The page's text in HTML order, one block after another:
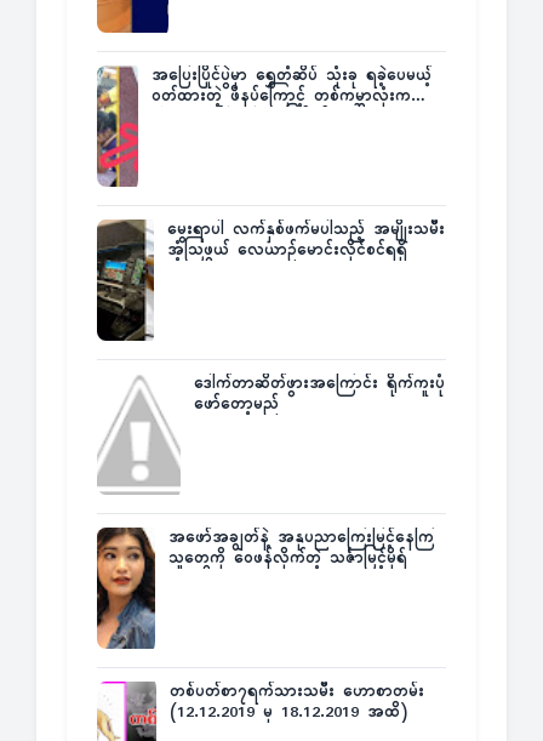
အပြေးပြိုင်ပွဲမှာ ရွှေတံဆိပ် သုံးခု ရခဲ့ပေမယ့်
ဝတ်ထားတဲ့ ဖိနပ်ကြောင့် တစ်ကမ္ဘာလုံးက
မွေးရာပါ လက်နှစ်ဖက်မပါသည့် အမျိုးသမီး
အံ့သြဖွယ် လေယာဉ်မောင်းလိုင်စင်ရရှိ
ဒေါက်တာဆိတ်ဖွားအကြောင်း ရိုက်ကူးပုံ
ဖော်တော့မည်
အဖော်အချွတ်နဲ့ အနုပညာကြေးမြင့်နေကြ
သူတွေကို ဝေဖန်လိုက်တဲ့ သင်္ဇာမြင့်မိုရ်
တစ်ပတ်စာ၇ရက်သားသမီး ဟောစာတမ်း
(12.12.2019 မှ 18.12.2019 အထိ)